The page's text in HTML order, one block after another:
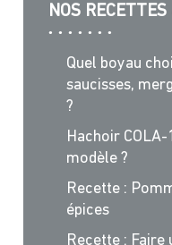
NOS
Quel boyau
saucisses,
?
Hachoir
modèle ?
Recette :
épices
Recette : Faire